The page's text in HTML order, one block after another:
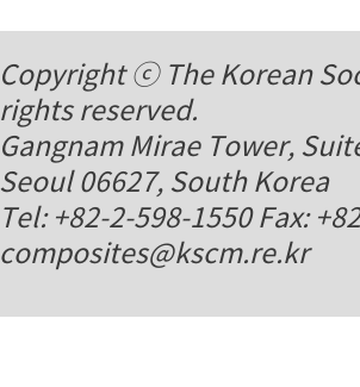
Copyright ⓒ The Korean
rights reserved.
Gangnam Mirae Tower,
Seoul 06627, South Korea
Tel: +82-2-598-1550 Fax:
composites@kscm.re.kr